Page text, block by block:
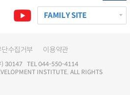
FAMILY SITE
수집거부 이용약관
) 30147 TEL 044-550-4114
INSTITUTE. ALL RIGHTS